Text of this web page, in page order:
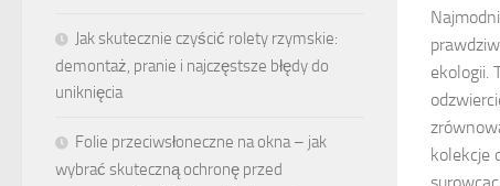
ekologii.
kolekcje
Jak skutecznie czyścić rolety rzymskie:
demontaż, pranie i najczęstsze błędy do
uniknięcia
Folie przeciwsłoneczne na okna – jak
wybrać skuteczną ochronę przed